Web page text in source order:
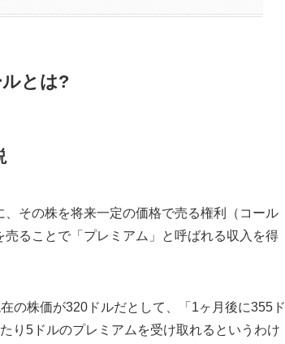
とは?
その株を将来一定の価格で売る権利（コール
ることで「プレミアム」と呼ばれる収入を得
の株価が320ドルだとして、「1ヶ月後に355ド
り5ドルのプレミアムを受け取れるというわけ